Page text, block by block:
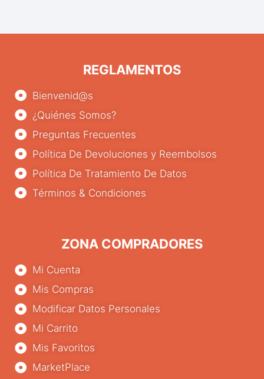
REGLAMENTOS
Bienvenid@s
¿Quiénes Somos?
Preguntas Frecuentes
Política De Devoluciones y Reembolsos
Política De Tratamiento De Datos
Términos & Condiciones
ZONA COMPRADORES
Mi Cuenta
Mis Compras
Modificar Datos Personales
Mi Carrito
Mis Favoritos
MarketPlace